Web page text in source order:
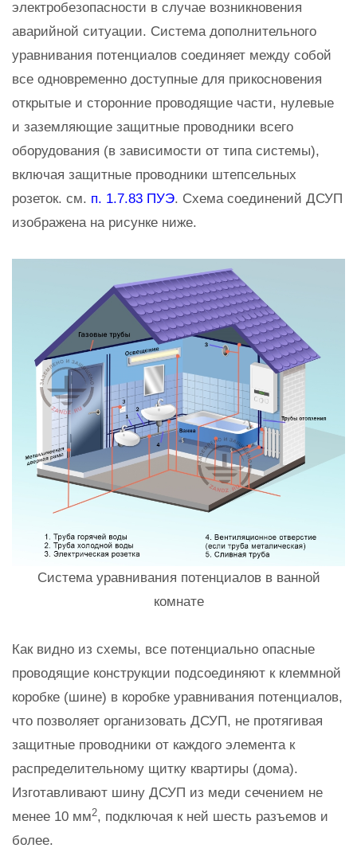
электробезопасности в случае возникновения
аварийной ситуации. Система дополнительного
уравнивания потенциалов соединяет между собой
все одновременно доступные для прикосновения
открытые и сторонние проводящие части, нулевые
и заземляющие защитные проводники всего
оборудования (в зависимости от типа системы),
включая защитные проводники штепсельных
розеток. см. п. 1.7.83 ПУЭ. Схема соединений ДСУП
изображена на рисунке ниже.
Система уравнивания потенциалов в ванной
комнате
Как видно из схемы, все потенциально опасные
проводящие конструкции подсоединяют к клеммной
коробке (шине) в коробке уравнивания потенциалов,
что позволяет организовать ДСУП, не протягивая
защитные проводники от каждого элемента к
распределительному щитку квартиры (дома).
Изготавливают шину ДСУП из меди сечением не
менее 10 мм2, подключая к ней шесть разъемов и
более.